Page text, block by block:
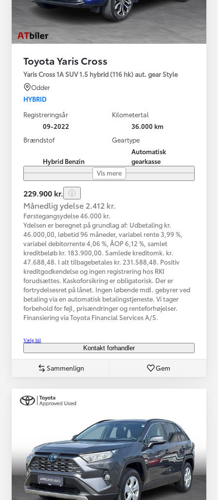
Toyota Yaris Cross
Yaris Cross 1A SUV 1.5 hybrid (116 hk) aut. gear Style
Odder
HYBRID
Registreringsår
09-2022
Kilometertal
36.000 km
Brændstof
Hybrid Benzin
Geartype
Automatisk
gearkasse
Vis mere
229.900 kr.
Månedlig ydelse 2.412 kr.
Førstegangsydelse 46.000 kr.
Ydelsen er beregnet på grundlag af: Udbetaling kr.
46.000,00, løbetid 96 måneder, variabel rente 3,99 %,
variabel debitorrente 4,06 %, ÅOP 6,12 %, samlet
kreditbeløb kr. 183.900,00. Samlede kreditomk. kr.
47.688,48. I alt tilbagebetales kr. 231.588,48. Positiv
kreditgodkendelse og ingen registrering hos RKI
forudsættes. Kaskoforsikring er obligatorisk. Der er
fortrydelsesret på lånet. Ingen løbende mdl. gebyrer ved
betaling via en automatisk betalingstjeneste. Vi tager
forbehold for fejl, prisændringer og renteforhøjelser.
Finansiering via Toyota Financial Services A/S.
Vælg bil
Kontakt forhandler
Sammenlign Gem